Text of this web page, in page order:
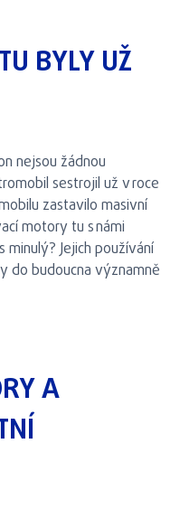
BYLY UŽ
nejsou žádnou
sestrojil už v roce
zastavilo masivní
motory tu s námi
Jejich používání
do budoucna významně
A